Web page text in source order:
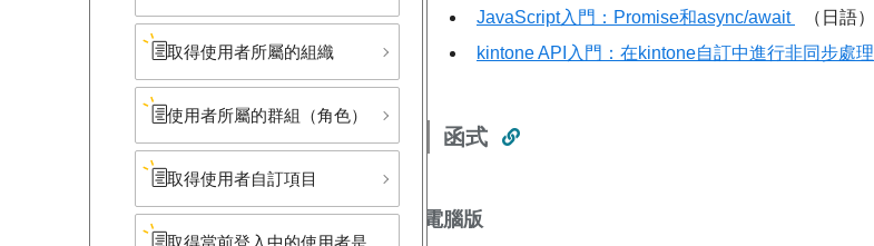
取得使用者所屬的組織
使用者所屬的群組​（角色）
取得使用者自訂項目
JavaScript入門：Promise和async/await
（日語）
kintone API入門：在kintone自訂中進行非同步處理
函式
電腦版